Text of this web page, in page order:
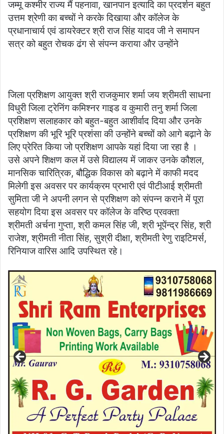
जम्मू कश्मीर राज्य मैं पहनावा, खानपान इत्यादि का प्रदर्शन बहुत
उत्तम श्रेणी का बच्चों ने करके दिखाया और कॉलेज के
प्रधानाचार्य एवं डायरेक्टर श्री राज सिंह यादव जी ने समापन
सत्र को बहुत रोचक ढंग से संपन्न कराया और उन्होंने
जिला प्रशिक्षण आयुक्त श्री राजकुमार शर्मा जय श्रीमती साधना
विधुरी जिला ट्रेनिंग कमिश्नर गाइड व कुमारी तनु शर्मा जिला
प्रशिक्षण सलाहकार को बहुत-बहुत आशीर्वाद दिया और उनके
प्रशिक्षण की भूरि भूरि प्रशंसा की उन्होंने बच्चों को आगे बढ़ाने के
लिए प्रेरित किया जो प्रशिक्षण आपके यहां दिया जा रहा है ।
उसे अपने शिक्षण कल में उसे विद्यालय में जाकर उनके कौशल,
मानसिक चारित्रिक, बौद्धिक विकास को बढ़ाने में काफी मदद
मिलेगी इस अवसर पर कार्यक्रम प्रभारी एवं पीटीआई श्रीमती
सुमिता जी ने अपनी लगन से प्रशिक्षण को संपन्न कराने में पूरा
सहयोग दिया इस अवसर पर कॉलेज के वरिष्ठ प्रवक्ता
श्रीमती अर्चना गुप्ता, श्री कमल सिंह जी, श्री भूपेंन्द्र सिंह, श्री
राजेश, श्रीमती नीता सिंह, सुश्री दीक्षा, श्रीमती रेणु राइटिमर्स,
रिनियाज वारिस आदि उपस्थित रहे।